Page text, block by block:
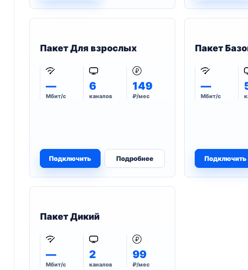
Пакет Для взрослых
—
Мбит/с
6
каналов
149
₽/мес
Подключить Подробнее
Пакет
—
Мбит/с
Подключить
Пакет Дикий
—
Мбит/с
2
каналов
99
₽/мес